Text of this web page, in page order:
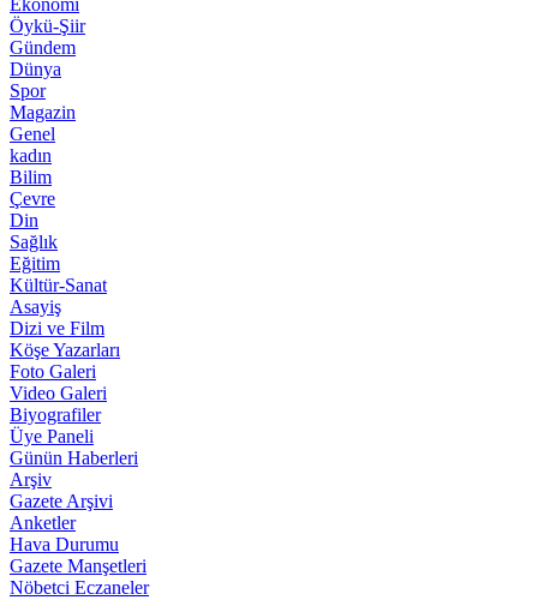
Ekonomi
Öykü-Şiir
Gündem
Dünya
Spor
Magazin
Genel
kadın
Bilim
Çevre
Din
Sağlık
Eğitim
Kültür-Sanat
Asayiş
Dizi ve Film
Köşe Yazarları
Foto Galeri
Video Galeri
Biyografiler
Üye Paneli
Günün Haberleri
Arşiv
Gazete Arşivi
Anketler
Hava Durumu
Gazete Manşetleri
Nöbetci Eczaneler